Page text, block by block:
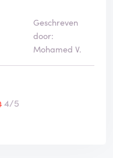
Geschreven
door:
Mohamed V.
4/5